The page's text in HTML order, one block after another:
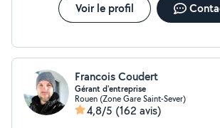
Voir le profil
Francois Coudert
Gérant d'entreprise
Rouen (Zone Gare Saint-Sever)
4,8/5 (162 avis)